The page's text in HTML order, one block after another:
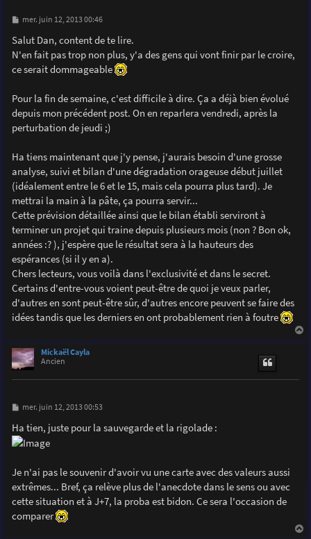
M
s
s
a
e
mer. juin 12, 2013 00:46
Salut Dan, content de te lire.
N'en fait pas trop non plus, y'a des gens qui vont finir par le croire,
ce serait dommageable
Pour la fin de semaine, c'est difficile à dire. Ça a déjà bien évolué
depuis mon précédent post. On en reparlera vendredi, après la
perturbation de jeudi ;)
Ha tiens maintenant que j'y pense, j'aurais besoin d'une grosse
analyse, suivi et bilan d'une dégradation orageuse début juillet
(idéalement entre le 6 et le 15, mais cela pourra plus tard). Je
mettrai la main à la pâte, ça pourra servir...
Cette prévision détaillée ainsi que le bilan établi serviront à
terminer un projet qui traine depuis plusieurs mois (non ? Bon ok,
années :? ), j'espère que le résultat sera à la hauteurs des
espérances (si il y en a).
Chers lecteurs, vous voilà dans l'exclusivité et dans le secret.
Certains d'entre-vous voient peut-être de quoi je veux parler,
d'autres en sont peut-être sûr, d'autres encore peuvent se faire des
idées tandis que les derniers en ont probablement rien à foutre
Mickaël Cayla
Ancien
M
s
s
a
mer. juin 12, 2013 00:53
Ha tien, juste pour la sauvegarde et la rigolade :
Je n'ai pas le souvenir d'avoir vu une carte avec des valeurs aussi
extrêmes... Bref, ça relève plus de l'anecdote dans le sens ou avec
cette situation et à J+7, la proba est bidon. Ce sera l'occasion de
comparer